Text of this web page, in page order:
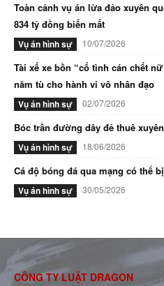
Toàn cảnh vụ án lừa đảo xuyên
834 tỷ đồng biến mất
Vụ án hình sự 10/07/2026
Tài xế xe bồn “cố tình cán chết
năm tù cho hành vi vô nhân đạo
Vụ án hình sự 02/07/2026
Bóc trần đường dây đẻ thuê
Vụ án hình sự 18/06/2026
Cá độ bóng đá qua mạng có thể
Vụ án hình sự 30/05/2026
CÔNG TY LUẬT DRAGON